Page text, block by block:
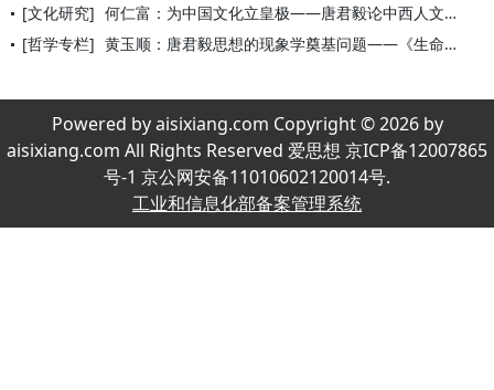
[文化研究] 何仁富：为中国文化立皇极——唐君毅论中西人文精神之融通与中国
[哲学专栏] 黄玉顺：唐君毅思想的现象学奠基问题——《生命存在与心灵境界》
Powered by aisixiang.com Copyright © 2026 by
aisixiang.com All Rights Reserved 爱思想 京ICP备12007865
号-1 京公网安备11010602120014号.
工业和信息化部备案管理系统